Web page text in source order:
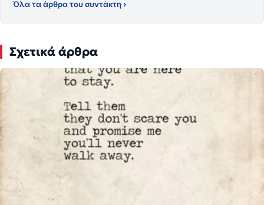
Όλα τα άρθρα του συντάκτη ›
Σχετικά άρθρα